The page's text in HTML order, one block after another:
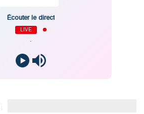
Écouter le direct
LIVE